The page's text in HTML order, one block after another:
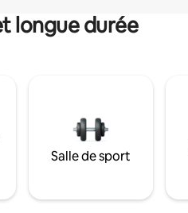
longue durée
Salle de sport